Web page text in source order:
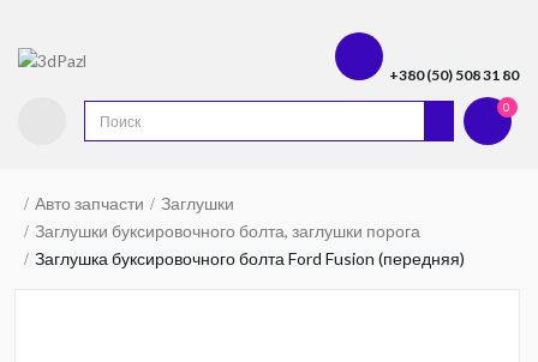
+380 (50) 508 31 80
0
Авто запчасти
Заглушки
Заглушки буксировочного болта, заглушки порога
Заглушка буксировочного болта Ford Fusion (передняя)